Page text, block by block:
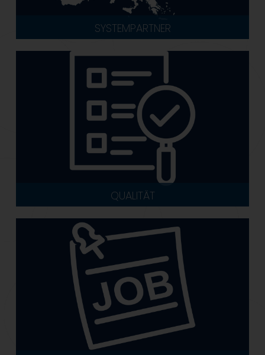
SYSTEMPARTNER
QUALITÄT